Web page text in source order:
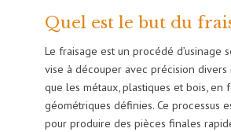
Quel est le but du
Le fraisage est un procédé d’usinage
vise à découper avec précision divers
que les métaux, plastiques et bois, en
géométriques définies. Ce processus
pour produire des pièces finales